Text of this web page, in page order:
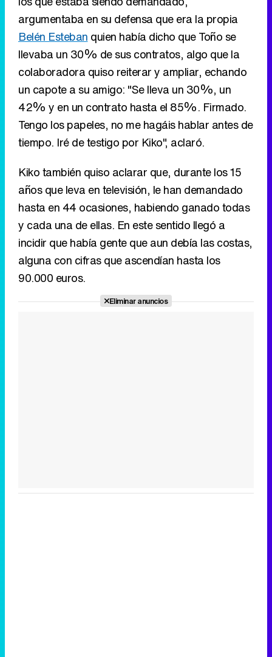
un capote a su amigo: "Se lleva un 30%, un
42% y en un contrato hasta el 85%. Firmado.
Tengo los papeles, no me hagáis hablar antes de
tiempo. Iré de testigo por Kiko", aclaró.
Kiko también quiso aclarar que, durante los 15
años que leva en televisión, le han demandado
hasta en 44 ocasiones, habiendo ganado todas
y cada una de ellas. En este sentido llegó a
alguna con cifras que ascendían hasta los
90.000 euros.